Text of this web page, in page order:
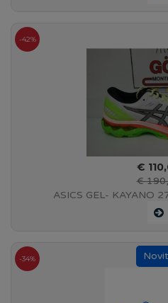
-42%
€
€
ASICS GEL- KAYANO
WHITE/PURE
-34%